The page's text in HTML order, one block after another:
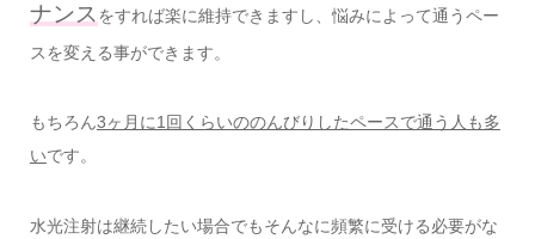
ナンス をすれば楽に維持できますし、悩みによって通うペー
スを変える事ができます。
もちろん3ヶ月に1回くらいののんびりしたペースで通う人も多
いです。
水光注射は継続したい場合でもそんなに頻繁に受ける必要がな